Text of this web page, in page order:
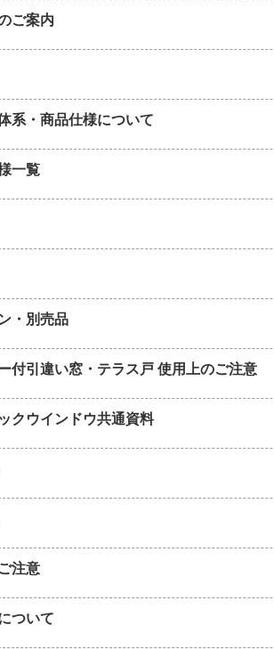
ご案内
系・商品仕様について
一覧
・別売品
付引違い窓・テラス戸 使用上のご注意
クウインドウ共通資料
注意
ついて